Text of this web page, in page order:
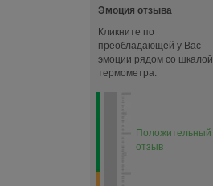
Эмоция отзыва
Кликните по
преобладающей у Вас
эмоции рядом со шкалой
термометра.
Положительный
отзыв